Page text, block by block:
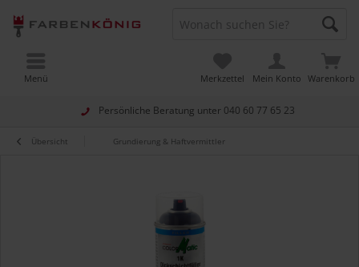
Persönliche Beratung unter 040 60 77 65 23
Warenkorb
Merkzettel Mein Konto
Menü
Übersicht Grundierung & Haftvermittler